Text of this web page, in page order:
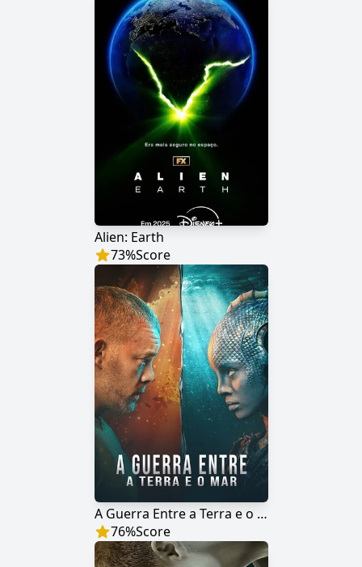
Alien: Earth
73%Score
A Guerra Entre a Terra e o Mar
76%Score